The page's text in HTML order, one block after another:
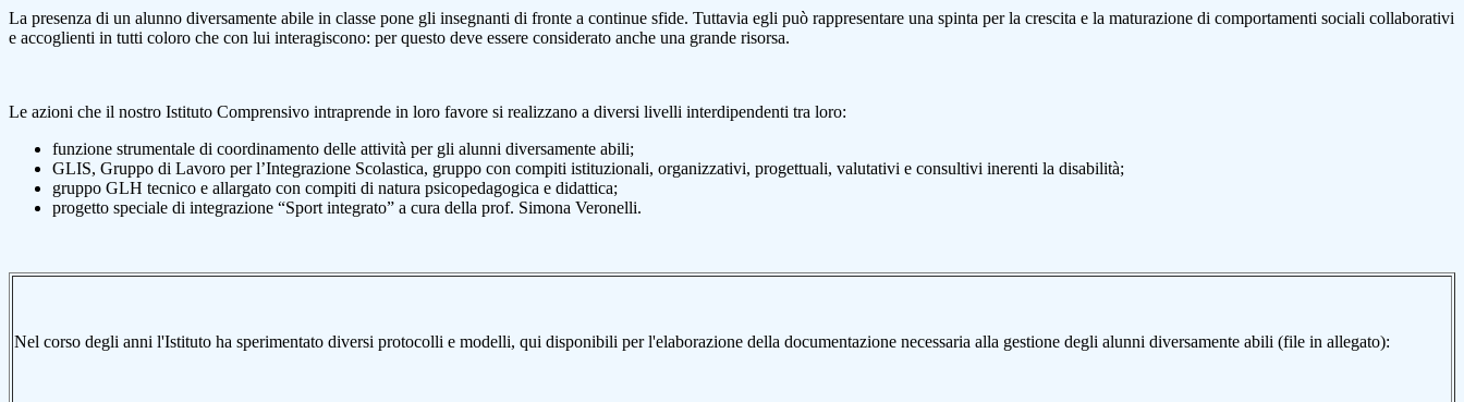
La presenza di un alunno diversamente abile in classe pone gli insegnanti di fronte a continue sfide. Tuttavia egli può rappresentare una spinta per la crescita e la maturazione di comportamenti sociali collaborativi
e accoglienti in tutti coloro che con lui interagiscono: per questo deve essere considerato anche una grande risorsa.
Le azioni che il nostro Istituto Comprensivo intraprende in loro favore si realizzano a diversi livelli interdipendenti tra loro:
funzione strumentale di coordinamento delle attività per gli alunni diversamente abili;
GLIS, Gruppo di Lavoro per l’Integrazione Scolastica, gruppo con compiti istituzionali, organizzativi, progettuali, valutativi e consultivi inerenti la disabilità;
gruppo GLH tecnico e allargato con compiti di natura psicopedagogica e didattica;
progetto speciale di integrazione “Sport integrato” a cura della prof. Simona Veronelli.
Nel corso degli anni l'Istituto ha sperimentato diversi protocolli e modelli, qui disponibili per l'elaborazione della documentazione necessaria alla gestione degli alunni diversamente abili (file in allegato):